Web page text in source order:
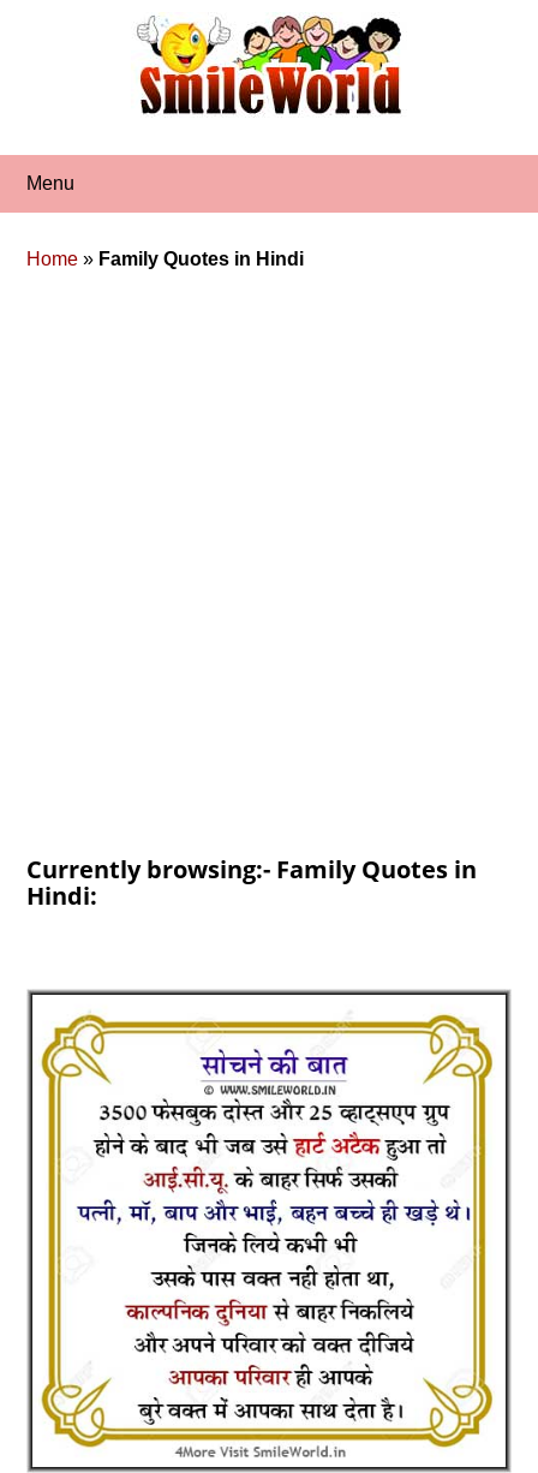
Menu
Home » Family Quotes in Hindi
Currently browsing:- Family Quotes in
Hindi: